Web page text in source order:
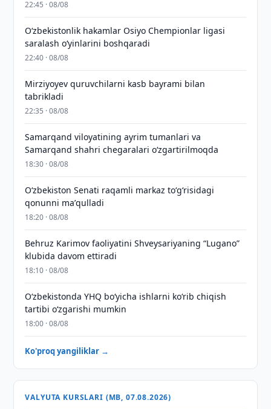
22:45 · 08/08
O‘zbekistonlik hakamlar Osiyo Chempionlar ligasi
saralash o‘yinlarini boshqaradi
22:40 · 08/08
Mirziyoyev quruvchilarni kasb bayrami bilan
tabrikladi
22:35 · 08/08
Samarqand viloyatining ayrim tumanlari va
Samarqand shahri chegaralari oʻzgartirilmoqda
18:30 · 08/08
Oʻzbekiston Senati raqamli markaz toʻgʻrisidagi
qonunni maʼqulladi
18:20 · 08/08
Behruz Karimov faoliyatini Shveysariyaning “Lugano”
klubida davom ettiradi
18:10 · 08/08
O‘zbekistonda YHQ bo‘yicha ishlarni ko‘rib chiqish
tartibi o‘zgarishi mumkin
18:00 · 08/08
Ko'proq yangiliklar →
VALYUTA KURSLARI (MB, 07.08.2026)